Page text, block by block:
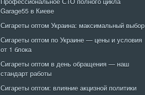
Garage55 в Киеве
Сигареты оптом Украина: максимальный выбор
Сигареты оптом по Украине — цены и условия
от 1 блока
Сигареты оптом в день обращения — наш
стандарт работы
Сигареты оптом: влияние акцизной политики